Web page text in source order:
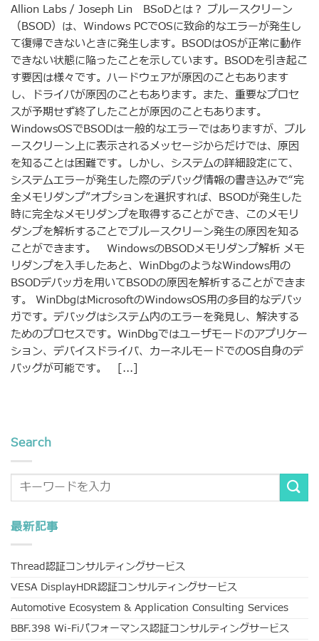
Allion Labs / Joseph Lin BSoDとは？ ブルースクリーン
（BSOD）は、Windows PCでOSに致命的なエラーが発生し
て復帰できないときに発生します。BSODはOSが正常に動作
できない状態に陥ったことを示しています。BSODを引き起こ
す要因は様々です。ハードウェアが原因のこともあります
し、ドライバが原因のこともあります。また、重要なプロセ
スが予期せず終了したことが原因のこともあります。
WindowsOSでBSODは一般的なエラーではありますが、ブル
ースクリーン上に表示されるメッセージからだけでは、原因
を知ることは困難です。しかし、システムの詳細設定にて、
システムエラーが発生した際のデバッグ情報の書き込みで“完
全メモリダンプ”オプションを選択すれば、BSODが発生した
時に完全なメモリダンプを取得することができ、このメモリ
ダンプを解析することでブルースクリーン発生の原因を知る
ことができます。 WindowsのBSODメモリダンプ解析 メモ
リダンプを入手したあと、WinDbgのようなWindows用の
BSODデバッガを用いてBSODの原因を解析することができま
す。 WinDbgはMicrosoftのWindowsOS用の多目的なデバッ
ガです。デバッグはシステム内のエラーを発見し、解決する
ためのプロセスです。WinDbgではユーザモードのアプリケー
ション、デバイスドライバ、カーネルモードでのOS自身のデ
バッグが可能です。 [...]
Search
最新記事
Thread認証コンサルティングサービス
VESA DisplayHDR認証コンサルティングサービス
Automotive Ecosystem & Application Consulting Services
BBF.398 Wi-Fiパフォーマンス認証コンサルティングサービス